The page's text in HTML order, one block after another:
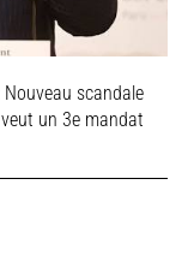
Nouveau scandale
un 3e mandat